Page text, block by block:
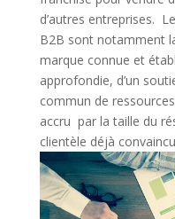
d’autres entreprises.
B2B sont notamment
marque connue et
approfondie, d’un
commun de
accru par la taille du
clientèle déjà